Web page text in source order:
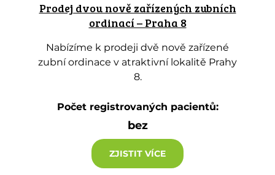
Prodej dvou nově zařízených zubních
ordinací – Praha 8
Nabízíme k prodeji dvě nově zařízené
zubní ordinace v atraktivní lokalitě Prahy
8.
Počet registrovaných pacientů:
bez
ZJISTIT VÍCE